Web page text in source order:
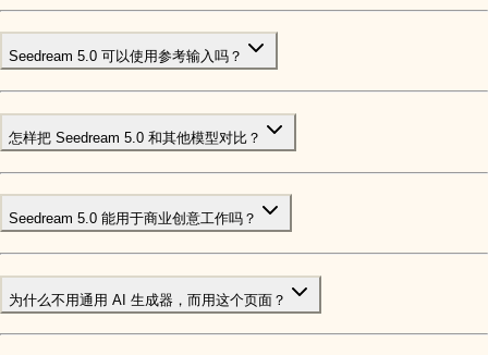
Seedream 5.0 可以使用参考输入吗？
怎样把 Seedream 5.0 和其他模型对比？
Seedream 5.0 能用于商业创意工作吗？
为什么不用通用 AI 生成器，而用这个页面？